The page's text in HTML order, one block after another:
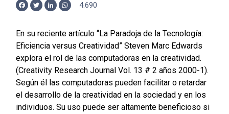
Facebook
TwitterLinkedInWhatsApp
4.690
En su reciente artículo “La Paradoja de la Tecnología:
Eficiencia versus Creatividad” Steven Marc Edwards
explora el rol de las computadoras en la creatividad.
(Creativity Research Journal Vol. 13 # 2 años 2000-1).
Según él las computadoras pueden facilitar o retardar
el desarrollo de la creatividad en la sociedad y en los
individuos. Su uso puede ser altamente beneficioso si